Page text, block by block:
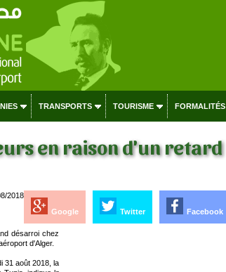
TRANSPORTS TOURISME FORMALITÉS
en raison d'un retard
Facebook
Twitter
Google
2018
désarroi chez
d'Alger.
31 août 2018, la